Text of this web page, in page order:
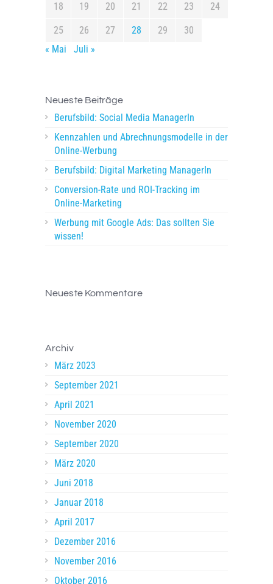
18 19 20 21 22 23 24
25 26 27 28 29
30
« Mai
Juli »
Neueste Beiträge
Berufsbild: Social Media ManagerIn
Kennzahlen und Abrechnungsmodelle in der
Online-Werbung
Berufsbild: Digital Marketing ManagerIn
Conversion-Rate und ROI-Tracking im
Online-Marketing
Werbung mit Google Ads: Das sollten Sie
wissen!
Neueste Kommentare
Archiv
März 2023
September 2021
April 2021
November 2020
September 2020
März 2020
Juni 2018
Januar 2018
April 2017
Dezember 2016
November 2016
Oktober 2016